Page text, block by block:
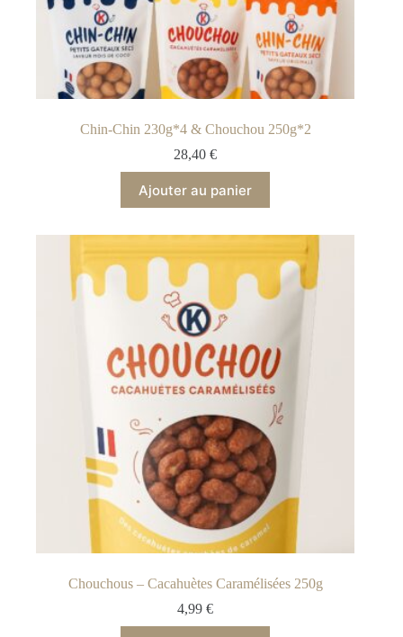
Chin-Chin 230g*4 & Chouchou 250g*2
28,40€
Ajouter au panier
Chouchous – Cacahuètes Caramélisées 250g
4,99€